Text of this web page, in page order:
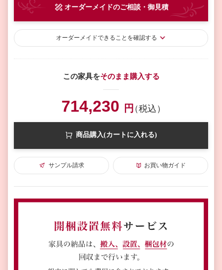
オーダーメイドのご相談・御見積
オーダーメイドできることを確認する
この家具をそのまま購入する
714,230 円（税込）
商品購入(カートに入れる)
サンプル請求 お買い物ガイド